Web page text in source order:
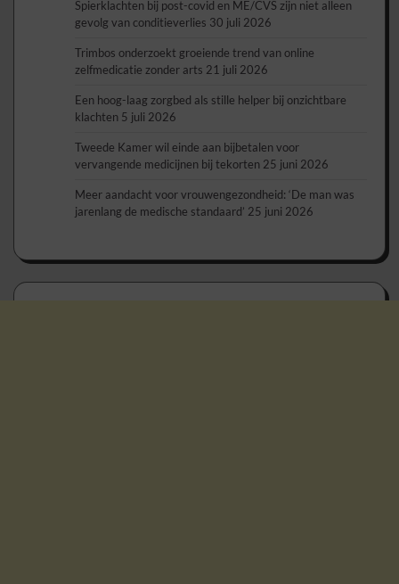
Spierklachten bij post-covid en ME/CVS zijn niet alleen
gevolg van conditieverlies 30 juli 2026
Trimbos onderzoekt groeiende trend van online
zelfmedicatie zonder arts 21 juli 2026
Een hoog-laag zorgbed als stille helper bij onzichtbare
klachten 5 juli 2026
Tweede Kamer wil einde aan bijbetalen voor
vervangende medicijnen bij tekorten 25 juni 2026
Meer aandacht voor vrouwengezondheid: ‘De man was
jarenlang de medische standaard’ 25 juni 2026